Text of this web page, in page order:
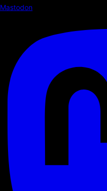
Mastodon